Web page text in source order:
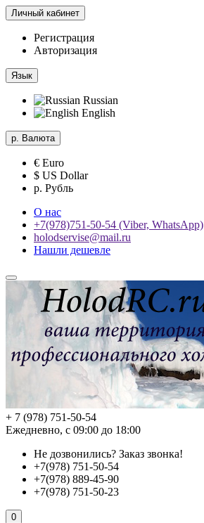
Личный кабинет
Регистрация
Авторизация
Язык
Russian
English
р. Валюта
€ Euro
$ US Dollar
р. Рубль
О нас
+7(978)751-50-54 (Viber, WhatsApp)
holodservise@mail.ru
Нашли дешевле
+ 7 (978) 751-50-54
Ежедневно, с 09:00 до 18:00
Не дозвонились? Заказ звонка!
+7(978) 751-50-54
+7(978) 889-45-90
+7(978) 751-50-23
0